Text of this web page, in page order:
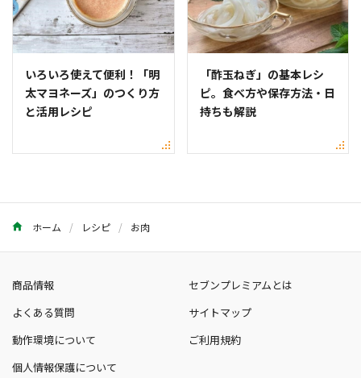
いろいろ使えて便利！「明
太マヨネーズ」のつくり方
と活用レシピ
「酢玉ねぎ」の基本レシ
ピ。食べ方や保存方法・日
持ちも解説
ホーム レシピ お肉
商品情報
セブンプレミアムとは
よくある質問
サイトマップ
動作環境について
ご利用規約
個人情報保護について